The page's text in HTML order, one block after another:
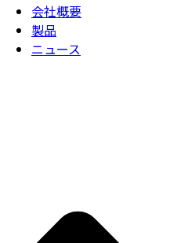
会社概要
製品
ニュース